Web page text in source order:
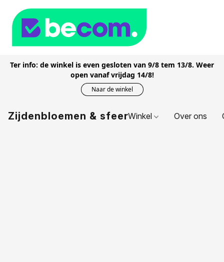
Ter info: de winkel is even gesloten van 9/8 tem 13/8. Weer
open vanaf vrijdag 14/8!
Naar de winkel
Zijdenbloemen & sfeerWinkel Over ons